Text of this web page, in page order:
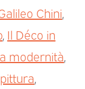
Chini
Il Déco in
modernità
pittura